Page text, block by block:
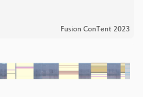
Fusion ConTent 2023